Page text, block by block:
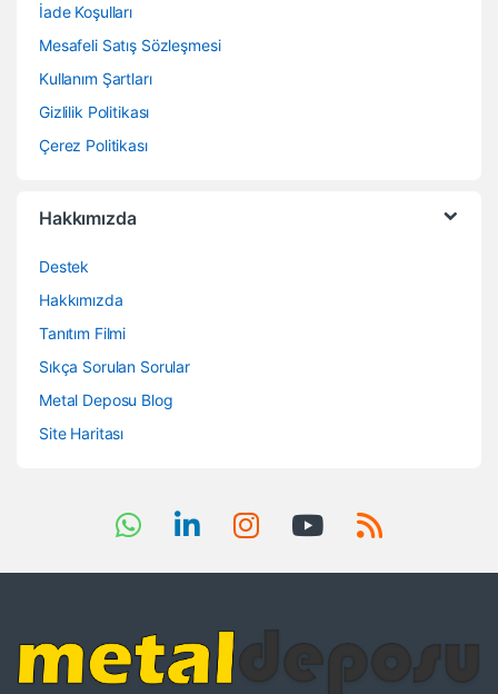
İade Koşulları
Mesafeli Satış Sözleşmesi
Kullanım Şartları
Gizlilik Politikası
Çerez Politikası
Hakkımızda
Destek
Hakkımızda
Tanıtım Filmi
Sıkça Sorulan Sorular
Metal Deposu Blog
Site Haritası